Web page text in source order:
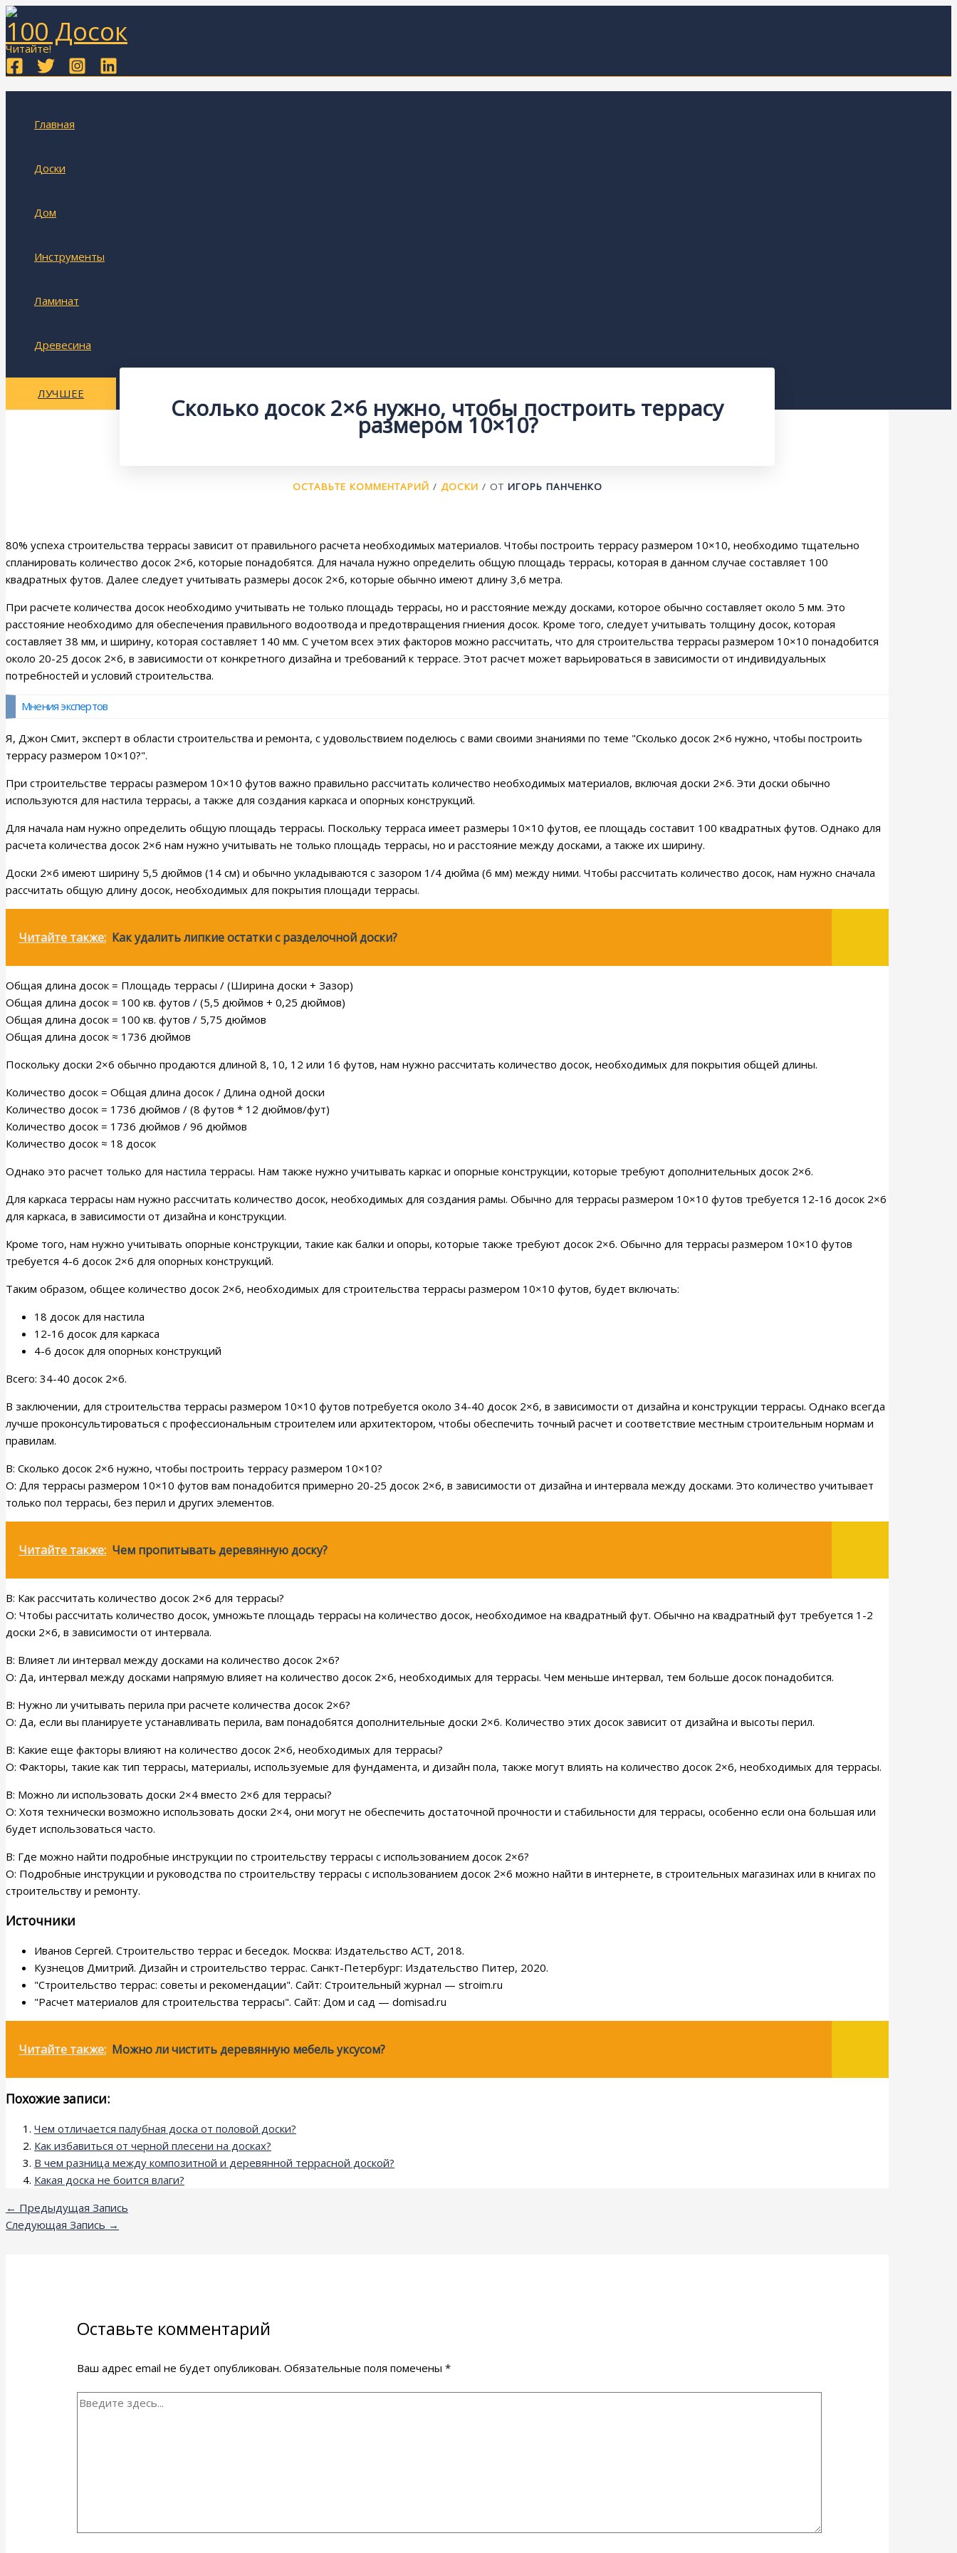
Перейти
к
содержимому
100 Досок
Читайте!
Главная
Доски
Дом
Инструменты
Ламинат
Древесина
ЛУЧШЕЕ Сколько досок 2×6 нужно, чтобы построить террасу
размером 10×10?
ОСТАВЬТЕ КОММЕНТАРИЙ / ДОСКИ / ОТ ИГОРЬ ПАНЧЕНКО
80% успеха строительства террасы зависит от правильного расчета необходимых материалов. Чтобы построить террасу размером 10×10, необходимо тщательно
спланировать количество досок 2×6, которые понадобятся. Для начала нужно определить общую площадь террасы, которая в данном случае составляет 100
квадратных футов. Далее следует учитывать размеры досок 2×6, которые обычно имеют длину 3,6 метра.
При расчете количества досок необходимо учитывать не только площадь террасы, но и расстояние между досками, которое обычно составляет около 5 мм. Это
расстояние необходимо для обеспечения правильного водоотвода и предотвращения гниения досок. Кроме того, следует учитывать толщину досок, которая
составляет 38 мм, и ширину, которая составляет 140 мм. С учетом всех этих факторов можно рассчитать, что для строительства террасы размером 10×10 понадобится
около 20-25 досок 2×6, в зависимости от конкретного дизайна и требований к террасе. Этот расчет может варьироваться в зависимости от индивидуальных
потребностей и условий строительства.
Мнения экспертов
Я, Джон Смит, эксперт в области строительства и ремонта, с удовольствием поделюсь с вами своими знаниями по теме "Сколько досок 2×6 нужно, чтобы построить
террасу размером 10×10?".
При строительстве террасы размером 10×10 футов важно правильно рассчитать количество необходимых материалов, включая доски 2×6. Эти доски обычно
используются для настила террасы, а также для создания каркаса и опорных конструкций.
Для начала нам нужно определить общую площадь террасы. Поскольку терраса имеет размеры 10×10 футов, ее площадь составит 100 квадратных футов. Однако для
расчета количества досок 2×6 нам нужно учитывать не только площадь террасы, но и расстояние между досками, а также их ширину.
Доски 2×6 имеют ширину 5,5 дюймов (14 см) и обычно укладываются с зазором 1/4 дюйма (6 мм) между ними. Чтобы рассчитать количество досок, нам нужно сначала
рассчитать общую длину досок, необходимых для покрытия площади террасы.
Читайте также: Как удалить липкие остатки с разделочной доски?
Общая длина досок = Площадь террасы / (Ширина доски + Зазор)
Общая длина досок = 100 кв. футов / (5,5 дюймов + 0,25 дюймов)
Общая длина досок = 100 кв. футов / 5,75 дюймов
Общая длина досок ≈ 1736 дюймов
Поскольку доски 2×6 обычно продаются длиной 8, 10, 12 или 16 футов, нам нужно рассчитать количество досок, необходимых для покрытия общей длины.
Количество досок = Общая длина досок / Длина одной доски
Количество досок = 1736 дюймов / (8 футов * 12 дюймов/фут)
Количество досок = 1736 дюймов / 96 дюймов
Количество досок ≈ 18 досок
Однако это расчет только для настила террасы. Нам также нужно учитывать каркас и опорные конструкции, которые требуют дополнительных досок 2×6.
Для каркаса террасы нам нужно рассчитать количество досок, необходимых для создания рамы. Обычно для террасы размером 10×10 футов требуется 12-16 досок 2×6
для каркаса, в зависимости от дизайна и конструкции.
Кроме того, нам нужно учитывать опорные конструкции, такие как балки и опоры, которые также требуют досок 2×6. Обычно для террасы размером 10×10 футов
требуется 4-6 досок 2×6 для опорных конструкций.
Таким образом, общее количество досок 2×6, необходимых для строительства террасы размером 10×10 футов, будет включать:
18 досок для настила
12-16 досок для каркаса
4-6 досок для опорных конструкций
Всего: 34-40 досок 2×6.
В заключении, для строительства террасы размером 10×10 футов потребуется около 34-40 досок 2×6, в зависимости от дизайна и конструкции террасы. Однако всегда
лучше проконсультироваться с профессиональным строителем или архитектором, чтобы обеспечить точный расчет и соответствие местным строительным нормам и
правилам.
В: Сколько досок 2×6 нужно, чтобы построить террасу размером 10×10?
О: Для террасы размером 10×10 футов вам понадобится примерно 20-25 досок 2×6, в зависимости от дизайна и интервала между досками. Это количество учитывает
только пол террасы, без перил и других элементов.
Читайте также: Чем пропитывать деревянную доску?
В: Как рассчитать количество досок 2×6 для террасы?
О: Чтобы рассчитать количество досок, умножьте площадь террасы на количество досок, необходимое на квадратный фут. Обычно на квадратный фут требуется 1-2
доски 2×6, в зависимости от интервала.
В: Влияет ли интервал между досками на количество досок 2×6?
О: Да, интервал между досками напрямую влияет на количество досок 2×6, необходимых для террасы. Чем меньше интервал, тем больше досок понадобится.
В: Нужно ли учитывать перила при расчете количества досок 2×6?
О: Да, если вы планируете устанавливать перила, вам понадобятся дополнительные доски 2×6. Количество этих досок зависит от дизайна и высоты перил.
В: Какие еще факторы влияют на количество досок 2×6, необходимых для террасы?
О: Факторы, такие как тип террасы, материалы, используемые для фундамента, и дизайн пола, также могут влиять на количество досок 2×6, необходимых для террасы.
В: Можно ли использовать доски 2×4 вместо 2×6 для террасы?
О: Хотя технически возможно использовать доски 2×4, они могут не обеспечить достаточной прочности и стабильности для террасы, особенно если она большая или
будет использоваться часто.
В: Где можно найти подробные инструкции по строительству террасы с использованием досок 2×6?
О: Подробные инструкции и руководства по строительству террасы с использованием досок 2×6 можно найти в интернете, в строительных магазинах или в книгах по
строительству и ремонту.
Источники
Иванов Сергей. Строительство террас и беседок. Москва: Издательство АСТ, 2018.
Кузнецов Дмитрий. Дизайн и строительство террас. Санкт-Петербург: Издательство Питер, 2020.
"Строительство террас: советы и рекомендации". Сайт: Строительный журнал — stroim.ru
"Расчет материалов для строительства террасы". Сайт: Дом и сад — domisad.ru
Читайте также: Можно ли чистить деревянную мебель уксусом?
Похожие записи:
Чем отличается палубная доска от половой доски?
Как избавиться от черной плесени на досках?
В чем разница между композитной и деревянной террасной доской?
Какая доска не боится влаги?
← Предыдущая Запись
Следующая Запись →
Оставьте комментарий
Ваш адрес email не будет опубликован. Обязательные поля помечены*
Введите